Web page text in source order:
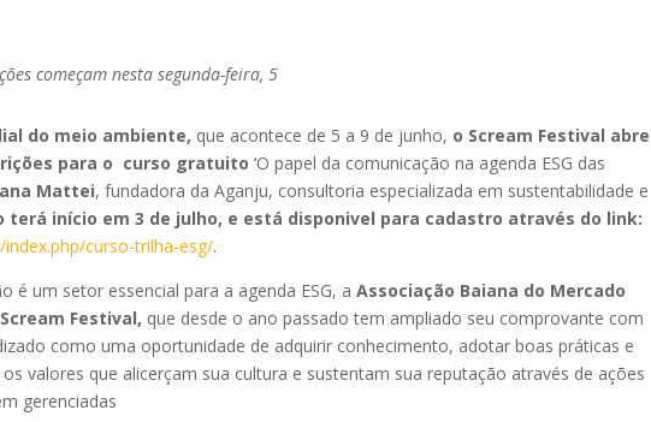
começam nesta segunda-feira, 5
do meio ambiente, que acontece de 5 a 9 de junho, o Scream Festival abre
para o curso gratuito ‘O papel da comunicação na agenda ESG das
Mattei, fundadora da Aganju, consultoria especializada em sustentabilidade e
terá início em 3 de julho, e está disponivel para cadastro através do link:
curso-trilha-esg/.
é um setor essencial para a agenda ESG, aAssociação Baiana do Mercado
Festival, que desde o ano passado tem ampliado seu comprovante com
como uma oportunidade de adquirir conhecimento, adotar boas práticas e
valores que alicerçam sua cultura e sustentam sua reputação através de ações
gerenciadas